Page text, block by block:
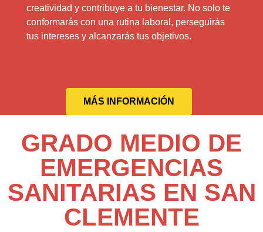
creatividad y contribuye a tu bienestar. No solo te
conformarás con una rutina laboral, perseguirás
tus intereses y alcanzarás tus objetivos.
MÁS INFORMACIÓN
GRADO MEDIO DE
EMERGENCIAS
SANITARIAS EN SAN
CLEMENTE